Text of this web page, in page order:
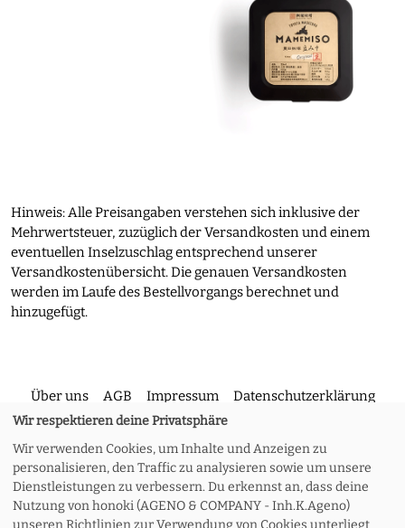
Hinweis: Alle Preisangaben verstehen sich inklusive der
Mehrwertsteuer, zuzüglich der Versandkosten und einem
eventuellen Inselzuschlag entsprechend unserer
Versandkostenübersicht. Die genauen Versandkosten
werden im Laufe des Bestellvorgangs berechnet und
hinzugefügt.
Über uns AGB Impressum Datenschutzerklärung
Kontakt Versand und Rückgabe Widerruf
Zahlungsoptionen Meine Bestellung
Wir respektieren deine Privatsphäre
Wir verwenden Cookies, um Inhalte und Anzeigen zu
personalisieren, den Traffic zu analysieren sowie um unsere
Dienstleistungen zu verbessern. Du erkennst an, dass deine
Nutzung von honoki (AGENO & COMPANY - Inh.K.Ageno)
unseren Richtlinien zur Verwendung von Cookies unterliegt